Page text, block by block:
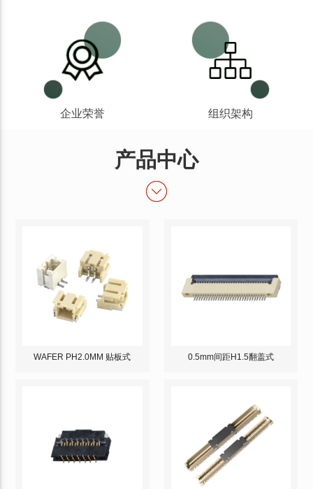
企业荣誉 组织架构
产品中心
WAFER PH2.0MM 贴板式 0.5mm间距H1.5翻盖式